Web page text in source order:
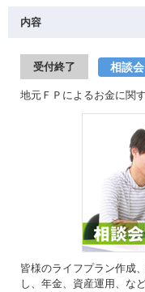
内容
受付終了 相談会
地元ＦＰによるお金に関
皆様のライフプラン作成
し、年金、資産運用、な